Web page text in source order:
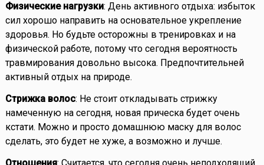
Физические нагрузки: День активного отдыха: избыток
сил хорошо направить на основательное укрепление
здоровья. Но будьте осторожны в тренировках и на
физической работе, потому что сегодня вероятность
травмирования довольно высока. Предпочтительней
активный отдых на природе.
Стрижка волос: Не стоит откладывать стрижку
намеченную на сегодня, новая прическа будет очень
кстати. Можно и просто домашнюю маску для волос
сделать, это будет не хуже, а возможно и лучше.